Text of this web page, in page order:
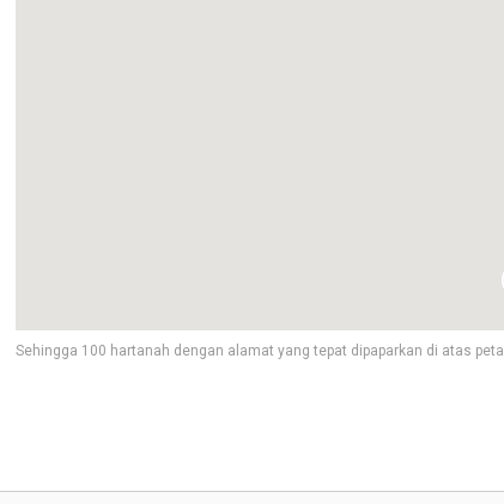
Sehingga 100 hartanah dengan alamat yang tepat dipaparkan di atas peta